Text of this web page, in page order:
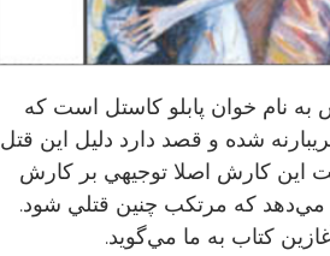
به نام خوان پابلو كاستل است كه
شده و قصد دارد دليل اين قتل
اين كارش اصلا توجيهي بر كارش
كه مرتكب چنين قتلي شود.
كتاب به ما مي‌گويد.